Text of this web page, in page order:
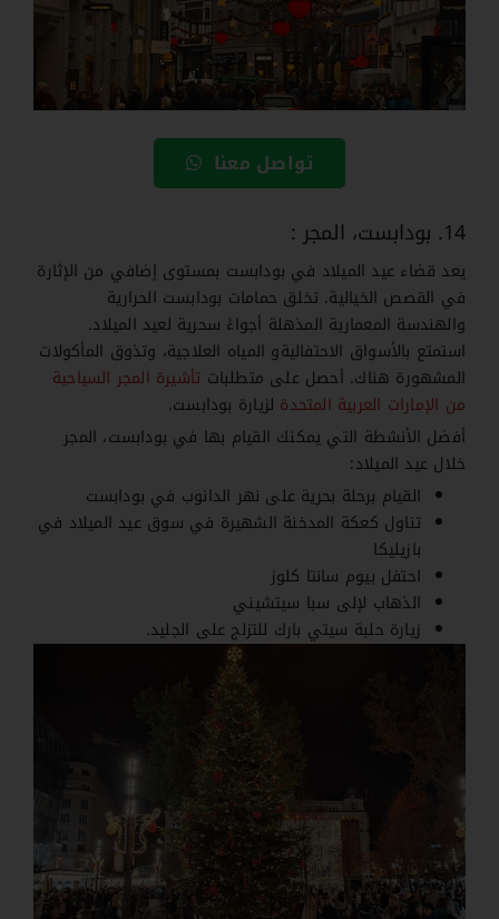
تواصل معنا
14. بودابست، المجر :
يعد قضاء عيد الميلاد في بودابست بمستوى إضافي من الإثارة
في القصص الخيالية. تخلق حمامات بودابست الحرارية
والهندسة المعمارية المذهلة أجواءً سحرية لعيد الميلاد.
استمتع بالأسواق الاحتفاليةو المياه العلاجية، وتذوق المأكولات
المشهورة هناك. أحصل على متطلبات تأشيرة المجر السياحية
من الإمارات العربية المتحدة لزيارة بودابست.
أفضل الأنشطة التي يمكنك القيام بها في بودابست، المجر
خلال عيد الميلاد:
القيام برحلة بحرية على نهر الدانوب في بودابست
تناول كعكة المدخنة الشهيرة في سوق عيد الميلاد في
بازيليكا
احتفل بيوم سانتا كلوز
الذهاب لإلى سبا سيتشيني
زيارة حلبة سيتي بارك للتزلج على الجليد.